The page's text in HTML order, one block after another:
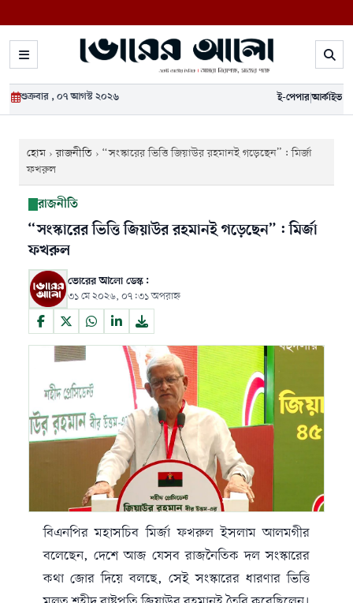
শুক্রবার , ০৭ আগস্ট ২০২৬ ই-পেপার|আর্কাইভ
হোম ›রাজনীতি › “সংস্কারের ভিত্তি জিয়াউর রহমানই গড়েছেন”: মির্জা
ফখরুল
রাজনীতি
“সংস্কারের ভিত্তি জিয়াউর রহমানই গড়েছেন”: মির্জা
ফখরুল
ভোরের আলো ডেস্ক:
৩১ মে ২০২৬, ০৭:৩১ অপরাহ্ন
বিএনপির মহাসচিব মির্জা ফখরুল ইসলাম আলমগীর
বলেছেন, দেশে আজ যেসব রাজনৈতিক দল সংস্কারের
কথা জোর দিয়ে বলছে, সেই সংস্কারের ধারণার ভিত্তি